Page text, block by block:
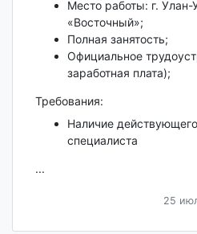
Место работы: г.
«Восточный»;
Полная занятость;
Официальное
заработная плата);
Требования:
Наличие
специалиста
...
25